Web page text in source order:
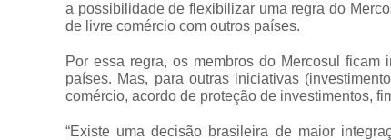
a possibilidade de flexibilizar uma regra do
de livre comércio com outros países.
Por essa regra, os membros do Mercosul
países. Mas, para outras iniciativas
comércio, acordo de proteção de investimentos,
“Existe uma decisão brasileira de maior